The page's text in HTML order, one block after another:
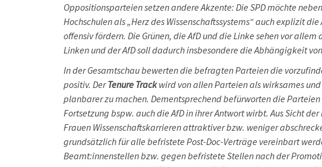
Oppositionsparteien setzen andere Akzente: Die SPD möchte
Hochschulen als „Herz des Wissenschaftssystems“ auch explizit
offensiv fördern. Die Grünen, die AfD und die Linke sehen vor
Linken und der AfD soll dadurch insbesondere die Abhängigkeit
In der Gesamtschau bewerten die befragten Parteien die
positiv. DerTenure Trackwird von allen Parteien als wirksames
planbarer zu machen. Dementsprechend befürworten die
Fortsetzung bspw. auch die AfD in ihrer Antwort wirbt. Aus Sicht
Frauen Wissenschaftskarrieren attraktiver bzw. weniger
grundsätzlich für alle befristete Post-Doc-Verträge vereinbart
Beamt:innenstellen bzw. gegen befristete Stellen nach der